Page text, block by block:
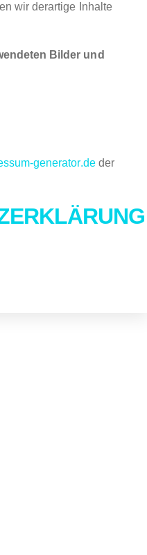
wir derartige Inhalte
Bilder und
generator.deder